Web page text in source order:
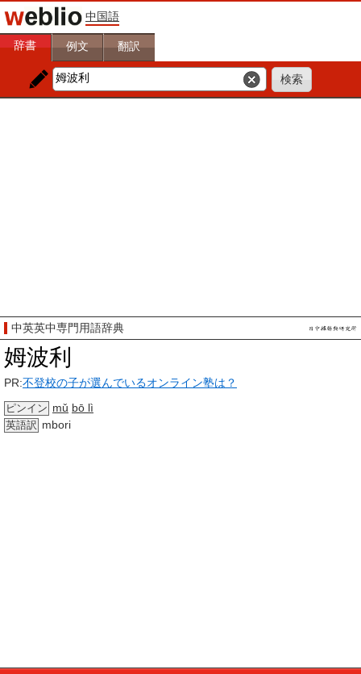
中国語
辞書 例文 翻訳
中英英中専門用語辞典
姆波利
PR:不登校の子が選んでいるオンライン塾は？
ピンイン mǔ bō lì
英語訳 mbori